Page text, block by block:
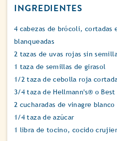
INGREDIENTES
4 cabezas de brócoli, cortadas
blanqueadas
2 tazas de uvas rojas sin
1 taza de semillas de girasol
1/2 taza de cebolla roja
3/4 taza de Hellmann's® o Best
2 cucharadas de vinagre blanco
1/4 taza de azúcar
1 libra de tocino, cocido